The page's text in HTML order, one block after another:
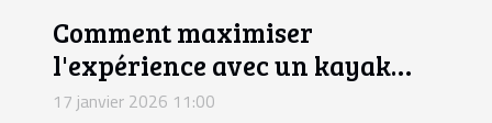
Comment maximiser
l'expérience avec un kayak
gonflable pour trois ?
17 janvier 2026 11:00